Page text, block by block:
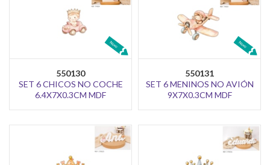
550130
SET 6 CHICOS NO COCHE
6.4X7X0.3CM MDF
550131
SET 6 MENINOS NO AVIÓN
9X7X0.3CM MDF